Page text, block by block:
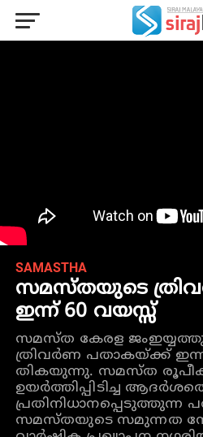
SAMASTHA
സമസ്തയുടെ
ഇന്ന് 60 വയസ്സ്
സമസ്ത കേരള
ത്രിവർണ പതാകയ്ക്ക്
തികയുന്നു. സമസ്ത
ഉയർത്തിപ്പിടിച്ച
പ്രതിനിധാനപ്പെടുത്തുന്ന
സമസ്തയുടെ സമുന്നത